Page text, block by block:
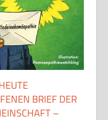
BRIEF DER
–